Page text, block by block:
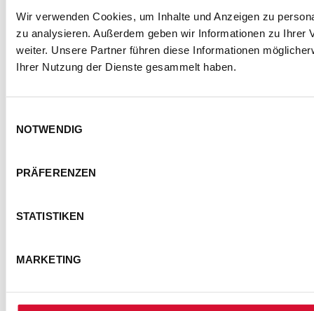
Wir verwenden Cookies, um Inhalte und Anzeigen zu
zu analysieren. Außerdem geben wir Informationen zu Ihrer
weiter. Unsere Partner führen diese Informationen
Ihrer Nutzung der Dienste gesammelt haben.
NOTWENDIG
PRÄFERENZEN
STATISTIKEN
MARKETING